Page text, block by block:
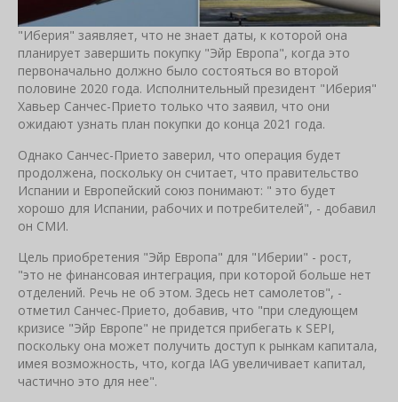
"Иберия" заявляет, что не знает даты, к которой она
планирует завершить покупку "Эйр Европа", когда это
первоначально должно было состояться во второй
половине 2020 года. Исполнительный президент "Иберия"
Хавьер Санчес-Прието только что заявил, что они
ожидают узнать план покупки до конца 2021 года.
Однако Санчес-Прието заверил, что операция будет
продолжена, поскольку он считает, что правительство
Испании и Европейский союз понимают: " это будет
хорошо для Испании, рабочих и потребителей", - добавил
он СМИ.
Цель приобретения "Эйр Европа" для "Иберии" - рост,
"это не финансовая интеграция, при которой больше нет
отделений. Речь не об этом. Здесь нет самолетов", -
отметил Санчес-Прието, добавив, что "при следующем
кризисе "Эйр Европе" не придется прибегать к SEPI,
поскольку она может получить доступ к рынкам капитала,
имея возможность, что, когда IAG увеличивает капитал,
частично это для нее".